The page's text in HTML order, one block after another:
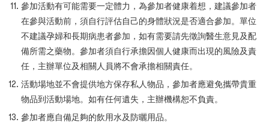
參加活動有可能需要一定體力，為參加者健康着想，建議參加者
在參與活動前，須自行評估自己的身體狀況是否適合參加。單位
不建議孕婦和長期病患者參加，如有需要請先徵詢醫生意見及配
備所需之藥物。參加者須自行承擔因個人健康而出現的風險及責
任，主辦單位及相關人員將不會承擔相關責任。
活動場地並不會提供地方保存私人物品，參加者應避免攜帶貴重
物品到活動場地。如有任何遺失，主辦機構恕不負責。
參加者應自備足夠的飲用水及防曬用品。